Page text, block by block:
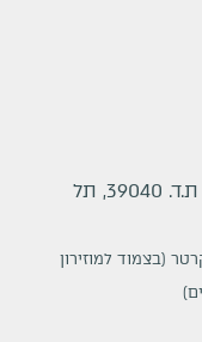
קרית האוניברסיטה, ת.ד. 39040, תל
(בצמוד למוזירון